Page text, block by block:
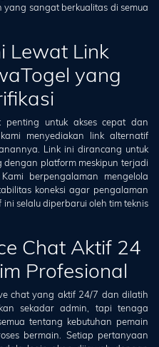
sangat berkualitas di semua
Lewat Link
yang
penting untuk akses cepat dan
menyediakan link alternatif
Link ini dirancang untuk
platform meskipun terjadi
berpengalaman mengelola
koneksi agar pengalaman
selalu diperbarui oleh tim teknis
Chat Aktif 24
Profesional
chat yang aktif 24/7 dan dilatih
sekadar admin, tapi tenaga
tentang kebutuhan pemain
bermain. Setiap pertanyaan